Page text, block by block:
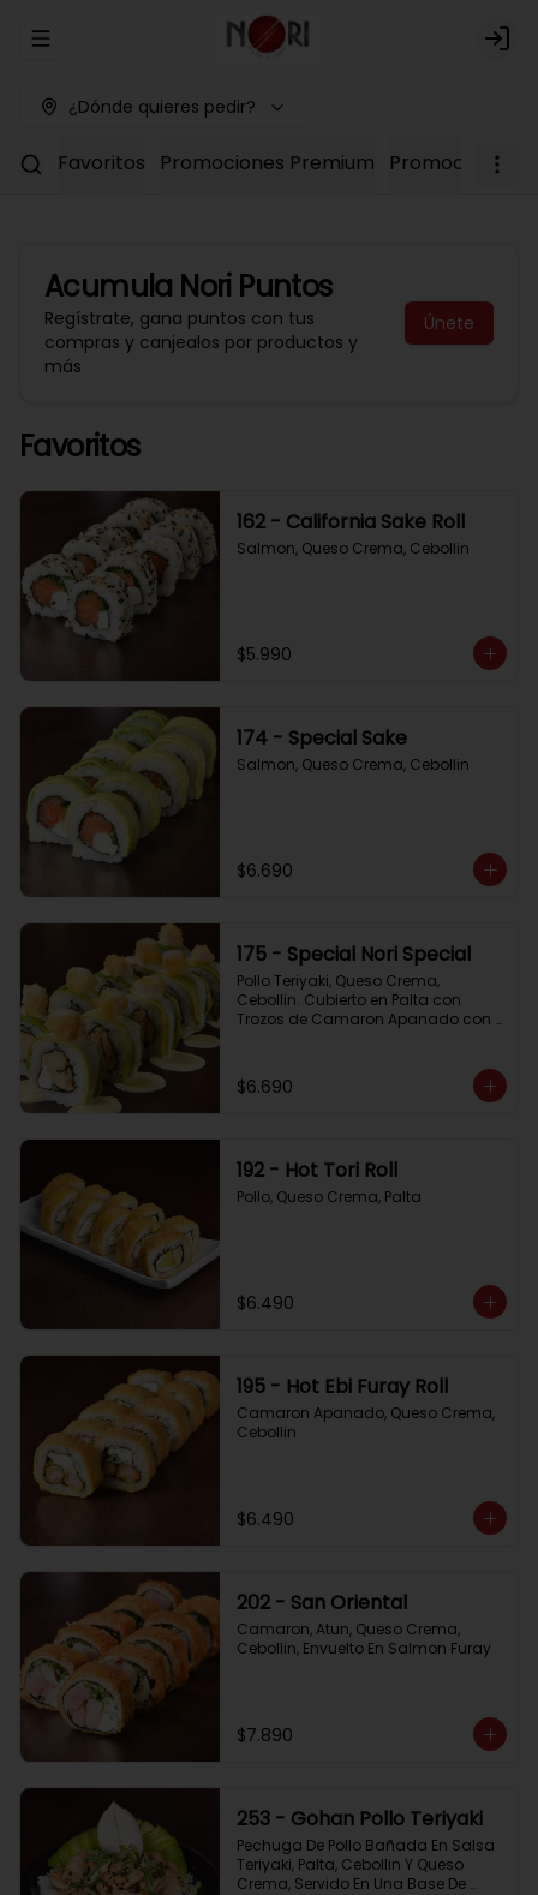
Abrir menu de navegación Login
¿Dónde quieres pedir?
Favoritos Promociones Premium Promociones
Acumula Nori Puntos
Regístrate, gana puntos con tus
compras y canjealos por productos y
más
Únete
Favoritos
162 - California Sake Roll
Salmon, Queso Crema, Cebollin
$5.990
174 - Special Sake
Salmon, Queso Crema, Cebollin
$6.690
175 - Special Nori Special
Pollo Teriyaki, Queso Crema,
Cebollin. Cubierto en Palta con
Trozos de Camaron Apanado con
$6.690
192 - Hot Tori Roll
Pollo, Queso Crema, Palta
$6.490
195 - Hot Ebi Furay Roll
Camaron Apanado, Queso Crema,
Cebollin
$6.490
202 - San Oriental
Camaron, Atun, Queso Crema,
Cebollin, Envuelto En Salmon Furay
$7.890
253 - Gohan Pollo Teriyaki
Pechuga De Pollo Bañada En Salsa
Teriyaki, Palta, Cebollin Y Queso
Crema, Servido En Una Base De